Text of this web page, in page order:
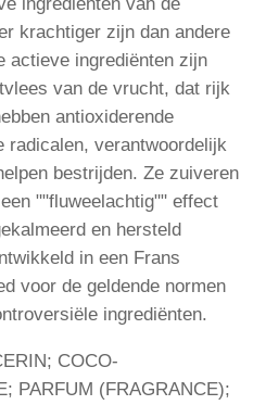
krachtiger zijn dan andere
actieve ingrediënten zijn
van de vrucht, dat rijk
antioxiderende
radicalen, verantwoordelijk
bestrijden. Ze zuiveren
""fluweelachtig"" effect
en hersteld
in een Frans
voor de geldende normen
ingrediënten.
COCO-
PARFUM (FRAGRANCE);